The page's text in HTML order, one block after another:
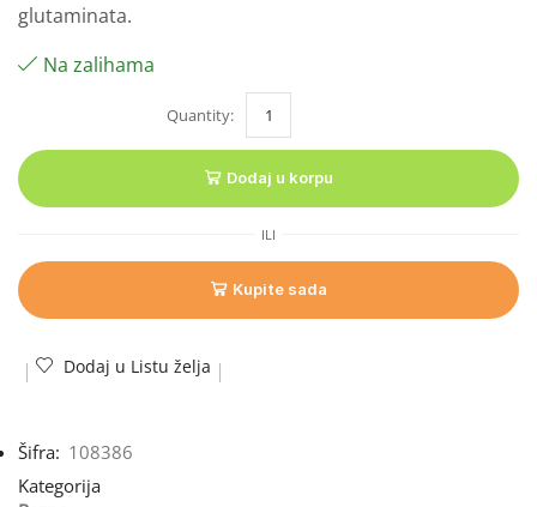
glutaminata.
Na zalihama
Dodaj u korpu
ILI
Kupite sada
Dodaj u Listu želja
Šifra: 108386
Kategorija